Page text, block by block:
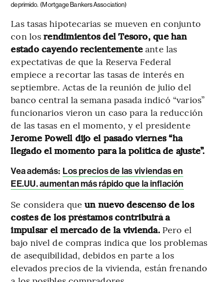
deprimido. (Mortgage Bankers Association)
Las tasas hipotecarias se mueven en conjunto
con losrendimientos del Tesoro, que han
estado cayendo recientemente ante las
expectativas de que la Reserva Federal
empiece a recortar las tasas de interés en
septiembre. Actas de la reunión de julio del
banco central la semana pasada indicó “varios”
funcionarios vieron un caso para la reducción
de las tasas en el momento, y el presidente
Jerome Powell dijo el pasado viernes “ha
llegado el momento para la política de ajuste”.
Vea además: Los precios de las viviendas en
EE.UU. aumentan más rápido que la inflación
Se considera queun nuevo descenso de los
costes de los préstamos contribuirá a
impulsar el mercado de la vivienda.Pero el
bajo nivel de compras indica que los problemas
de asequibilidad, debidos en parte a los
elevados precios de la vivienda, están frenando